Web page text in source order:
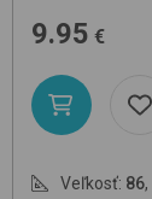
9.95 €
Veľkosť: 86,